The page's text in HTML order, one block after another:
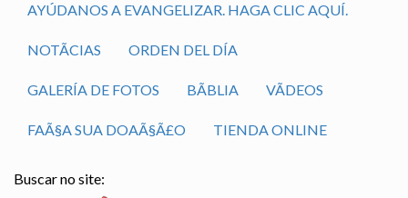
AYÚDANOS A EVANGELIZAR. HAGA CLIC AQUÍ.
NOTÃ­CIAS ORDEN DEL DÍA
GALERÍA DE FOTOS BÃ­BLIA VÃ­DEOS
FAÃ§A SUA DOAÃ§Ã£O TIENDA ONLINE
Buscar no site: